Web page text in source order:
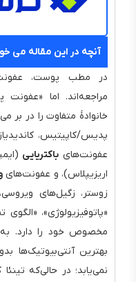
آنچه در این مقاله می
در مطب پوست،
مراجعه‌اند. اما
خانوادهٔ متفاوت را در بر
پدیس/کاپیتیس،
عفونت‌های باکتریایی
اریزیپلاس)، و عفونت‌های
زوستر، زگیل‌های
«پاتوفیزیولوژی»،
مخصوص خود را دارد.
بهترین آنتی‌بیوتیک‌ها
نمی‌یابد؛ در حالی‌که